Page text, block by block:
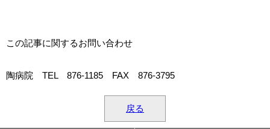
この記事に関するお問い合わせ
陶病院 TEL 876-1185 FAX 876-3795
戻る